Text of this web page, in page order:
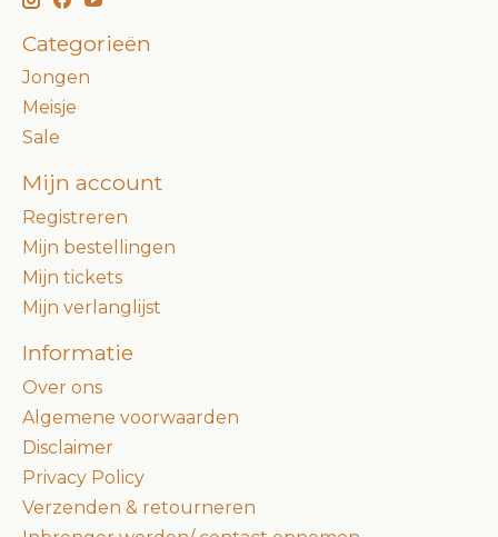
Categorieën
Jongen
Meisje
Sale
Mijn account
Registreren
Mijn bestellingen
Mijn tickets
Mijn verlanglijst
Informatie
Over ons
Algemene voorwaarden
Disclaimer
Privacy Policy
Verzenden & retourneren